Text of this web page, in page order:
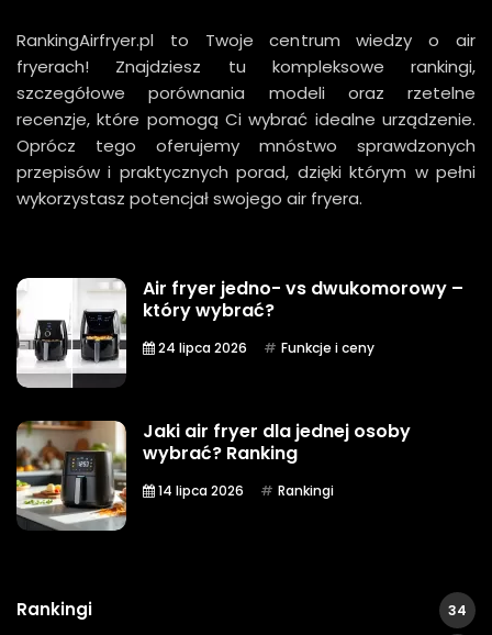
RankingAirfryer.pl to Twoje centrum wiedzy o air
fryerach! Znajdziesz tu kompleksowe rankingi,
szczegółowe porównania modeli oraz rzetelne
recenzje, które pomogą Ci wybrać idealne urządzenie.
Oprócz tego oferujemy mnóstwo sprawdzonych
przepisów i praktycznych porad, dzięki którym w pełni
wykorzystasz potencjał swojego air fryera.
Air fryer jedno- vs dwukomorowy –
który wybrać?
24 lipca 2026 Funkcje i ceny
Jaki air fryer dla jednej osoby
wybrać? Ranking
14 lipca 2026 Rankingi
Rankingi 34